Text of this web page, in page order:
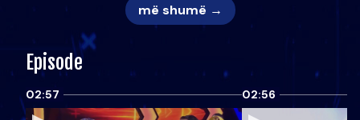
më shumë →
Episode
02:57 02:56